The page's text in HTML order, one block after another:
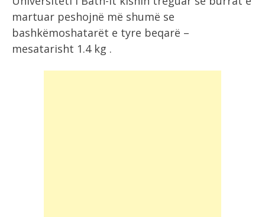
martuar peshojnë më shumë se
bashkëmoshatarët e tyre beqarë –
mesatarisht 1.4 kg .